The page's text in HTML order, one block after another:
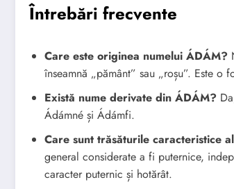
Întrebări frecvente
Care este originea numelui ÁDÁM?
înseamnă „pământ” sau „roșu”. Este
Există nume derivate din ÁDÁM?
Ádámné și Ádámfi.
Care sunt trăsăturile caracteristice
general considerate a fi puternice,
caracter puternic și hotărât.